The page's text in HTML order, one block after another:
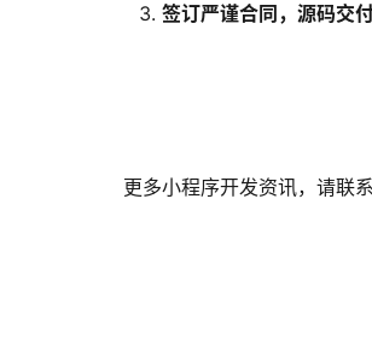
签订严谨合同，源码交付
更多小程序开发资讯，请联